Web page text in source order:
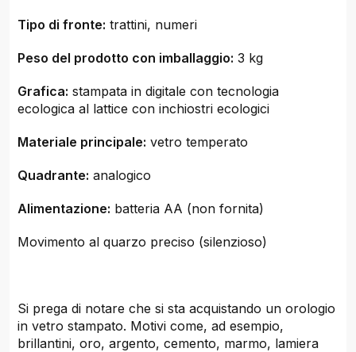
Tipo di fronte: trattini, numeri
Peso del prodotto con imballaggio: 3 kg
Grafica: stampata in digitale con tecnologia
ecologica al lattice con inchiostri ecologici
Materiale principale: vetro temperato
Quadrante: analogico
Alimentazione: batteria AA (non fornita)
Movimento al quarzo preciso (silenzioso)
Si prega di notare che si sta acquistando un orologio
in vetro stampato. Motivi come, ad esempio,
brillantini, oro, argento, cemento, marmo, lamiera